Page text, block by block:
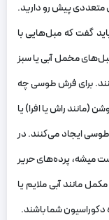
متعددی پیش رو دارید.
گفت که مبل‌هایی با
مخمل آبی یا سبز
برای فرش طوسی چه
(مانند راش یا افرا) یا
طوسی ایجاد می‌کنند. در
میشه، پرده‌های حریر
مانند آبی ملایم یا
دکوراسیون شما باشند.